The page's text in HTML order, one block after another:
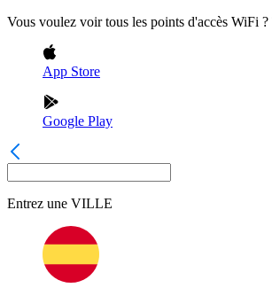
Vous voulez voir tous les points d'accès WiFi
App Store
Google Play
Entrez une VILLE